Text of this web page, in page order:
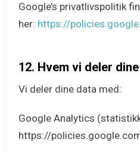
Google’s privatlivspolitik
her: https://
12. Hvem vi deler
Vi deler dine data med:
Google Analytics
https://